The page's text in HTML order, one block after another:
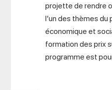
projette de rendre
l’un des thèmes
économique et
formation des prix
programme est